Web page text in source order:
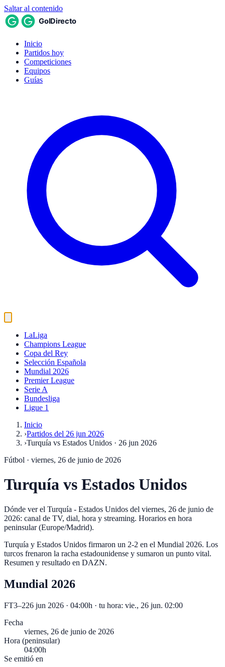
Saltar al contenido
Inicio
Partidos hoy
Competiciones
Equipos
Guías
LaLiga
Champions League
Copa del Rey
Selección Española
Mundial 2026
Premier League
Serie A
Bundesliga
Ligue 1
Inicio
›Partidos del 26 jun 2026
›Turquía vs Estados Unidos · 26 jun 2026
Fútbol · viernes, 26 de junio de 2026
Turquía vs Estados Unidos
Dónde ver el Turquía - Estados Unidos del viernes, 26 de junio de
2026: canal de TV, dial, hora y streaming. Horarios en hora
peninsular (Europe/Madrid).
Turquía y Estados Unidos firmaron un 2-2 en el Mundial 2026. Los
turcos frenaron la racha estadounidense y sumaron un punto vital.
Resumen y resultado en DAZN.
Mundial 2026
FT3–226 jun 2026 · 04:00h · tu hora: vie., 26 jun. 02:00
Fecha
viernes, 26 de junio de 2026
Hora (peninsular)
04:00h
Se emitió en